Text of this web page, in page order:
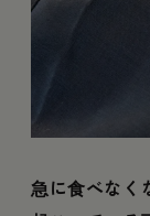
急に食べなく